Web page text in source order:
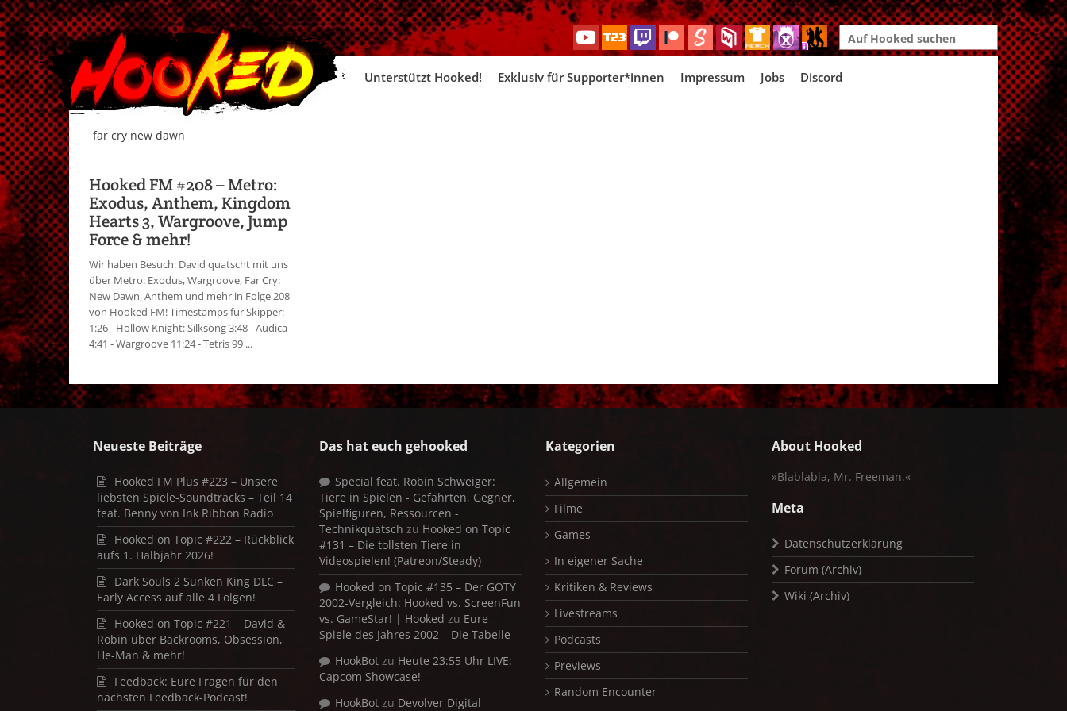
Search
for:
Skip
Unterstützt Hooked! Exklusiv für Supporter*innen Impressum Jobs Discord
far cry new dawn
Hooked FM #208 – Metro:
Exodus, Anthem, Kingdom
Hearts 3, Wargroove, Jump
Force & mehr!
Wir haben Besuch: David quatscht mit uns
über Metro: Exodus, Wargroove, Far Cry:
New Dawn, Anthem und mehr in Folge 208
von Hooked FM! Timestamps für Skipper:
1:26 - Hollow Knight: Silksong 3:48 - Audica
4:41 - Wargroove 11:24 - Tetris 99 ...
Neueste Beiträge
Hooked FM Plus #223 – Unsere
liebsten Spiele-Soundtracks – Teil 14
feat. Benny von Ink Ribbon Radio
Hooked on Topic #222 – Rückblick
aufs 1. Halbjahr 2026!
Dark Souls 2 Sunken King DLC –
Early Access auf alle 4 Folgen!
Hooked on Topic #221 – David &
Robin über Backrooms, Obsession,
He-Man & mehr!
Feedback: Eure Fragen für den
nächsten Feedback-Podcast!
Das hat euch gehooked
Special feat. Robin Schweiger:
Tiere in Spielen - Gefährten, Gegner,
Spielfiguren, Ressourcen -
Technikquatsch zu Hooked on Topic
#131 – Die tollsten Tiere in
Videospielen! (Patreon/Steady)
Hooked on Topic #135 – Der GOTY
2002-Vergleich: Hooked vs. ScreenFun
vs. GameStar! | Hooked zu Eure
Spiele des Jahres 2002 – Die Tabelle
HookBot zu Heute 23:55 Uhr LIVE:
Capcom Showcase!
HookBot zu Devolver Digital
Kategorien
Allgemein
Filme
Games
In eigener Sache
Kritiken & Reviews
Livestreams
Podcasts
Previews
Random Encounter
About Hooked
»Blablabla, Mr. Freeman.«
Meta
Datenschutzerklärung
Forum (Archiv)
Wiki (Archiv)